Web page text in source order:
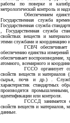
работы по поверке и
метрологический контроль и
Обеспечением
Государственная служба
Государственная служба
, Государственная служба
свойствах веществ и
этими службами и координацию
ГСВЧ обеспечивает
обеспечению единства
обеспечивает воспроизведение,
атомного, всемирного и
ГССО организует
свойств веществ и материалов
сырья, почв и др.) . Служба
характеристик стандартных
производятся
идентификации или контроля.
ГСССД занимается
свойств веществ и материалов,
данные.